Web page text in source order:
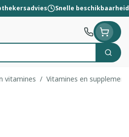
Snelle beschikbaarheid
Zoek
vitamines / Vitamines en